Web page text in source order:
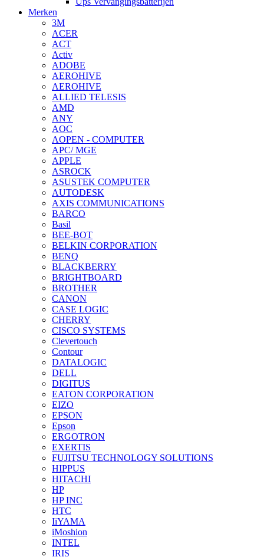
Merken
3M
ACER
ACT
Activ
ADOBE
AEROHIVE
AEROHIVE
ALLIED TELESIS
AMD
ANY
AOC
AOPEN - COMPUTER
APC/ MGE
APPLE
ASROCK
ASUSTEK COMPUTER
AUTODESK
AXIS COMMUNICATIONS
BARCO
Basil
BEE-BOT
BELKIN CORPORATION
BENQ
BLACKBERRY
BRIGHTBOARD
BROTHER
CANON
CASE LOGIC
CHERRY
CISCO SYSTEMS
Clevertouch
Contour
DATALOGIC
DELL
DIGITUS
EATON CORPORATION
EIZO
EPSON
Epson
ERGOTRON
EXERTIS
FUJITSU TECHNOLOGY SOLUTIONS
HIPPUS
HITACHI
HP
HP INC
HTC
IiYAMA
iMoshion
INTEL
IRIS